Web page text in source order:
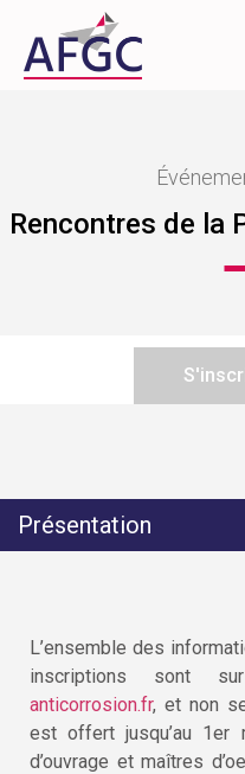
Rencontres de la
Présentation
L’ensemble des
inscriptions sont
anticorrosion.fr, et non
est offert jusqu’au 1er
d’ouvrage et maîtres